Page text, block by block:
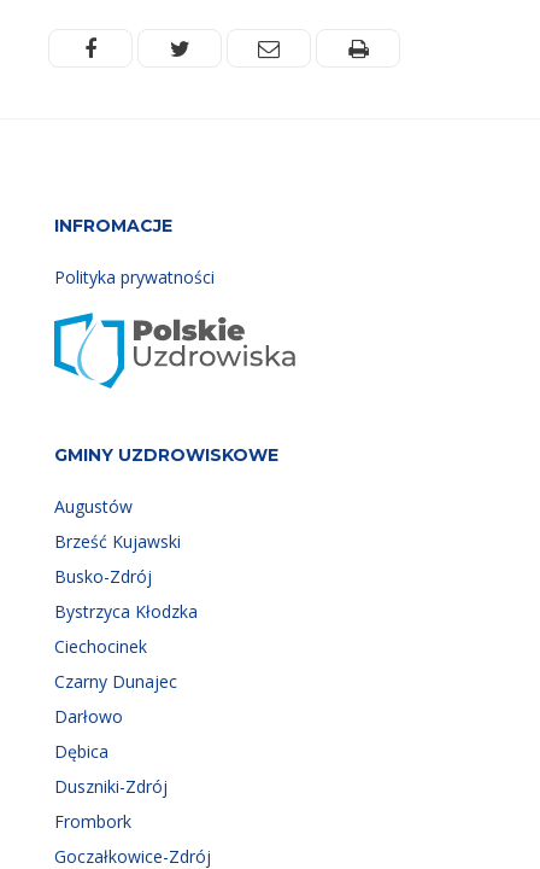
FacebookTwitter Email Drukuj
INFROMACJE
Polityka prywatności
GMINY UZDROWISKOWE
Augustów
Brześć Kujawski
Busko-Zdrój
Bystrzyca Kłodzka
Ciechocinek
Czarny Dunajec
Darłowo
Dębica
Duszniki-Zdrój
Frombork
Goczałkowice-Zdrój